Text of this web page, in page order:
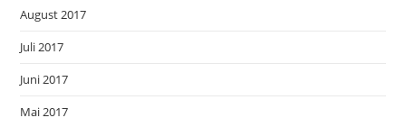
August 2017
Juli 2017
Juni 2017
Mai 2017